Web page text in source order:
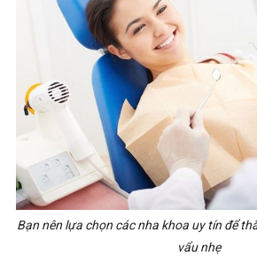
Bạn nên lựa chọn các nha khoa uy tín để
vẩu nhẹ